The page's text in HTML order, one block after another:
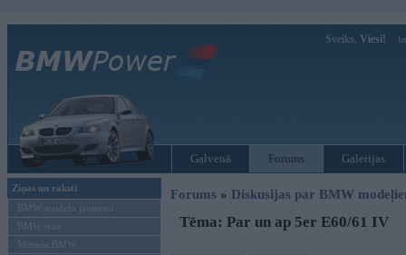
Sveiks, Viesi!
Galvenā Forums Galerijas
Ziņas un raksti
BMW modeļu jaunumi
BMW testi
Mēneša BMW
Forums » Diskusijas par BMW
Tēma: Par un ap 5er E60/61 IV